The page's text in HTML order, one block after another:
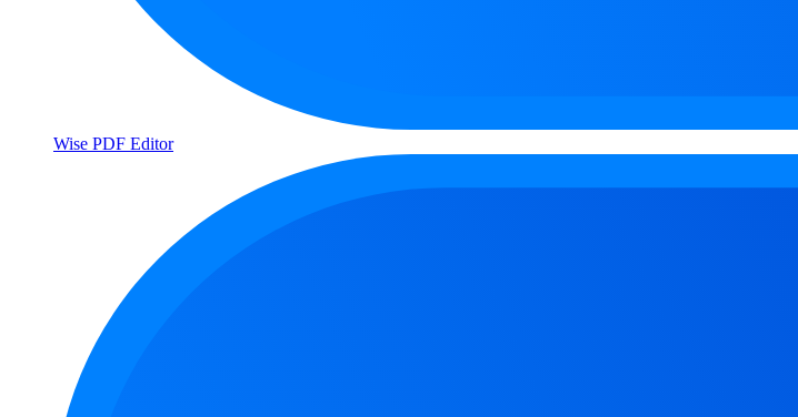
Wise PDF Editor